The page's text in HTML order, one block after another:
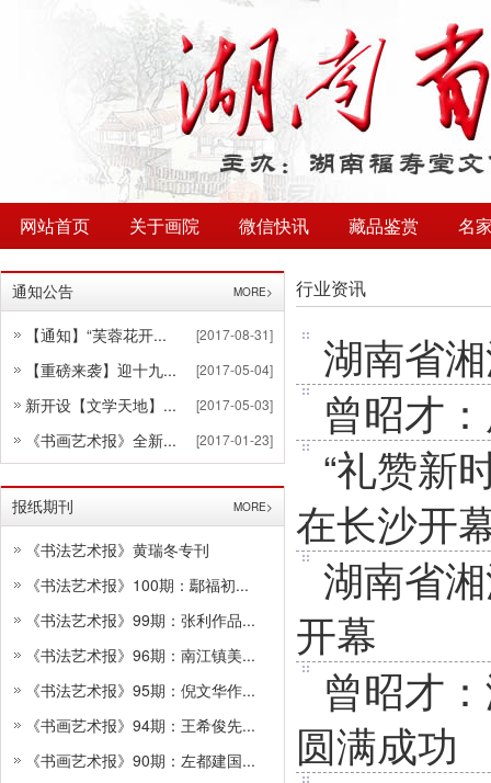
网站首页 关于画院 微信快讯 藏品鉴赏 名
通知公告 MORE>
【通知】“芙蓉花开... [2017-08-31]
【重磅来袭】迎十九... [2017-05-04]
新开设【文学天地】... [2017-05-03]
《书画艺术报》全新... [2017-01-23]
报纸期刊 MORE>
《书法艺术报》黄瑞冬专刊
《书法艺术报》100期：鄢福初...
《书法艺术报》99期：张利作品...
《书法艺术报》96期：南江镇美...
《书法艺术报》95期：倪文华作...
《书画艺术报》94期：王希俊先...
《书画艺术报》90期：左都建国...
行业资讯
湖南省
曾昭才
“礼赞新
在长沙开
湖南省
开幕
曾昭才
圆满成功